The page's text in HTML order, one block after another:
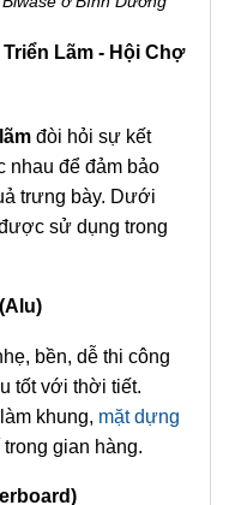
Lãm - Hội Chợ
đòi hỏi sự kết
nhau để đảm bảo
trưng bày. Dưới
sử dụng trong
bền, dễ thi công
tốt với thời tiết.
làm khung, mặt dựng
gian hàng.